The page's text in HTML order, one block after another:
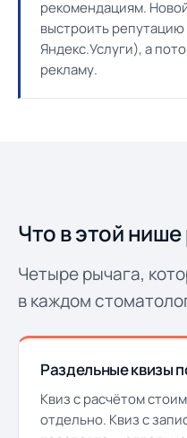
рекомендациям.
выстроить
Яндекс.Услуги), а
рекламу.
Что в этой
Четыре рычага,
в каждом
Раздельные квизы
Квиз с расчётом
отдельно. Квиз с